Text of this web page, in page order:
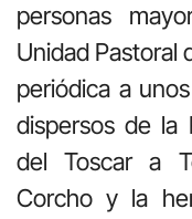
personas
Unidad Pastoral
periódica a
dispersos de la
del Toscar a
Corcho y la